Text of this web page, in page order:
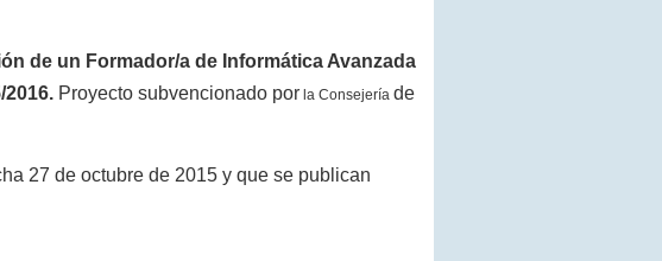
de un Formador/a de Informática Avanzada
2016. Proyecto subvencionado por la Consejería de
27 de octubre de 2015 y que se publican